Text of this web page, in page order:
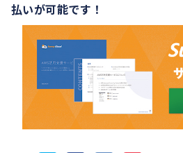
払いが可能です！